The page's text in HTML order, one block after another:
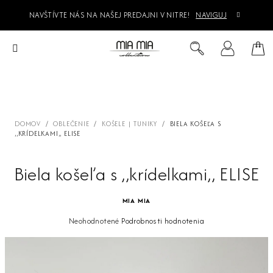
obsah
NAVŠTÍVTE NÁS NA NAŠEJ PREDAJNI V NITRE! NAVIGUJ
DOMOV / OBLEČENIE / KOŠELE | TUNIKY /
BIELA KOŠEĽA S
,,KRÍDELKAMI,, ELISE
Biela košeľa s ,,krídelkami,, ELISE
MIA MIA
Priemerné
Neohodnotené Podrobnosti hodnotenia